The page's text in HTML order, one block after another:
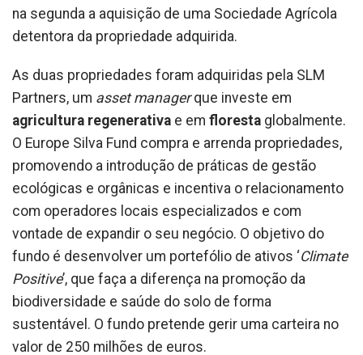
na segunda a aquisição de uma Sociedade Agrícola
detentora da propriedade adquirida.
As duas propriedades foram adquiridas pela SLM
Partners, um asset managerque investe em
agricultura regenerativa e em floresta globalmente.
O Europe Silva Fund compra e arrenda propriedades,
promovendo a introdução de práticas de gestão
ecológicas e orgânicas e incentiva o relacionamento
com operadores locais especializados e com
vontade de expandir o seu negócio. O objetivo do
fundo é desenvolver um portefólio de ativos ‘Climate
Positive’, que faça a diferença na promoção da
biodiversidade e saúde do solo de forma
sustentável. O fundo pretende gerir uma carteira no
valor de 250 milhões de euros.